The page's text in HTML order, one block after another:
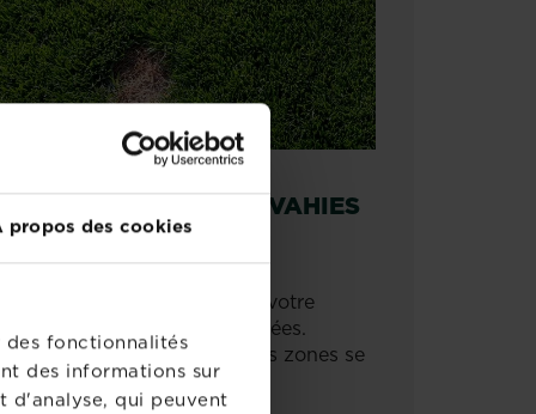
propos des cookies
fonctionnalités
des informations sur
d'analyse, qui peuvent
DES ZONES ENVAHIES
LA MOUSSE
fois la mousse éliminée de votre
il reste des zones dénudées.
est nourrie pour que ces zones se
rapidement.